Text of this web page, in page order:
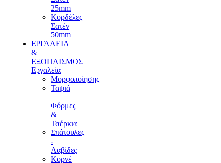
25mm
Κορδέλες
Σατέν
50mm
ΕΡΓΑΛΕΙΑ
&
ΕΞΟΠΛΙΣΜΟΣ
Εργαλεία
Μορφοποίησης
Ταψιά
-
Φόρμες
&
Τσέρκια
Σπάτουλες
-
Λαβίδες
Κορνέ